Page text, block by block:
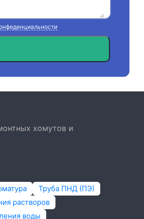
хомутов и
Труба ПНД (ПЭ)
растворов
воды